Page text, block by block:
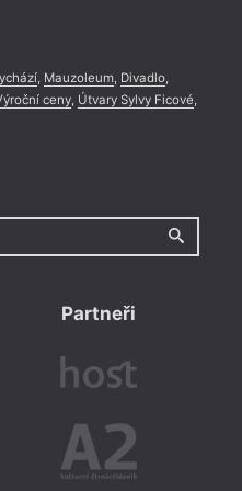
, Mauzoleum, Divadlo,
ceny, Útvary Sylvy Ficové,
Partneři